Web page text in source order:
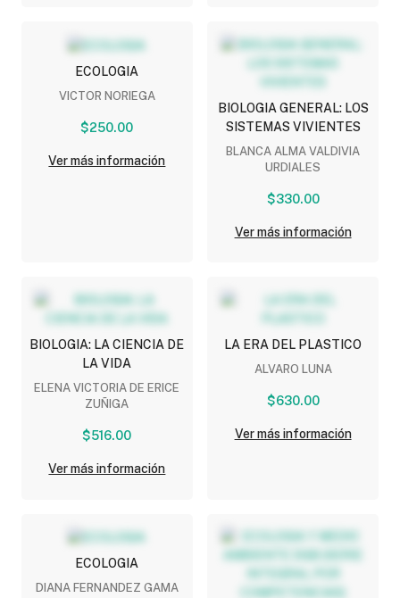
ECOLOGIA
VICTOR NORIEGA
$250.00
Ver más información
BIOLOGIA GENERAL: LOS
SISTEMAS VIVIENTES
BLANCA ALMA VALDIVIA
URDIALES
$330.00
Ver más información
BIOLOGIA: LA CIENCIA DE
LA VIDA
ELENA VICTORIA DE ERICE
ZUÑIGA
$516.00
Ver más información
LA ERA DEL PLASTICO
ALVARO LUNA
$630.00
Ver más información
ECOLOGIA
DIANA FERNANDEZ GAMA